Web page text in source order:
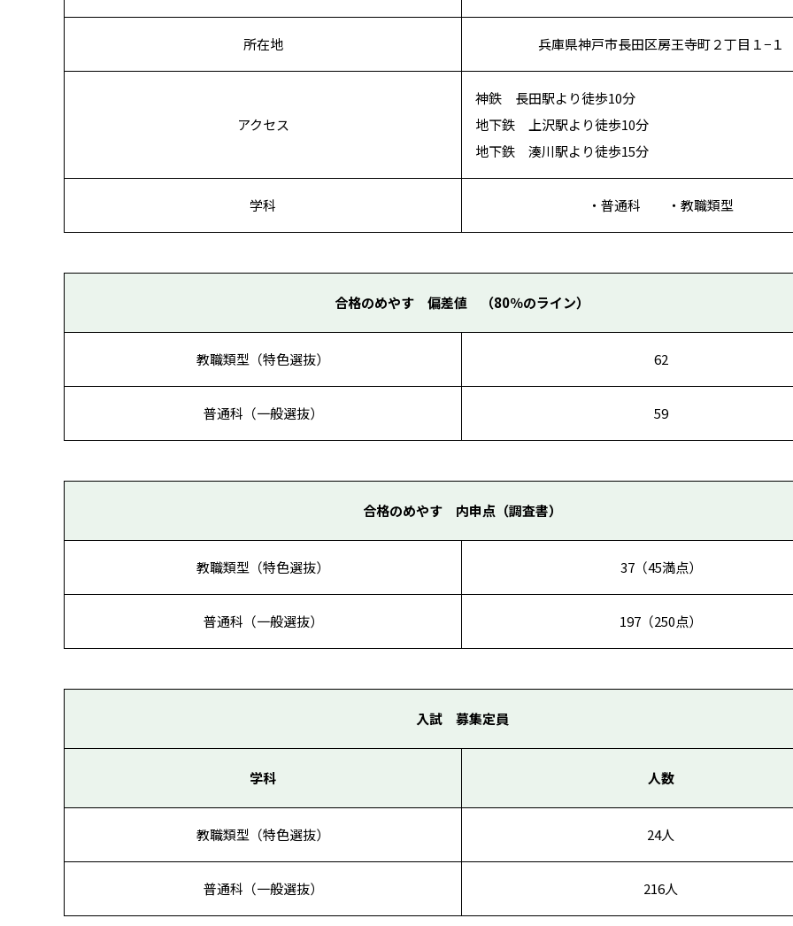
所在地 兵庫県神戸市長田区房王寺町２丁目１−１
アクセス
神鉄 長田駅より徒歩10分
地下鉄 上沢駅より徒歩10分
地下鉄 湊川駅より徒歩15分
学科 ・普通科 ・教職類型
合格のめやす 偏差値 （80％のライン）
教職類型（特色選抜） 62
普通科（一般選抜） 59
合格のめやす 内申点（調査書）
教職類型（特色選抜） 37（45満点）
普通科（一般選抜） 197（250点）
入試 募集定員
学科 人数
教職類型（特色選抜） 24人
普通科（一般選抜） 216人